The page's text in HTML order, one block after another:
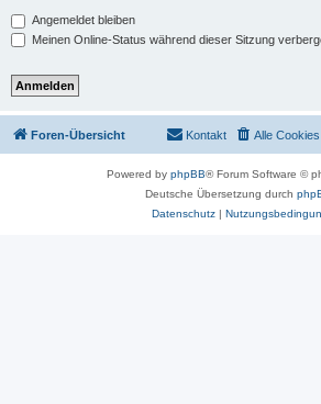
Angemeldet bleiben
Meinen Online-Status während dieser Sitzung
Foren-Übersicht Alle
Kontakt
Powered by phpBB® Forum Software ©
Deutsche Übersetzung durch
Datenschutz|